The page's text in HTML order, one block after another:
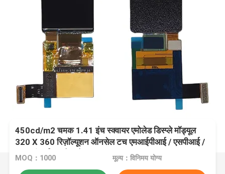
450cd/m2 चमक 1.41 इंच स्क्वायर एमोलेड डिस्प्ले मॉड्यूल
320 X 360 रिज़ॉल्यूशन ऑनसेल टच एमआईपीआई / एसपीआई /
क्यूएसपीआई इंटरफ़ेस के साथ
MOQ：1000 मूल्य：विनिमय योग्य